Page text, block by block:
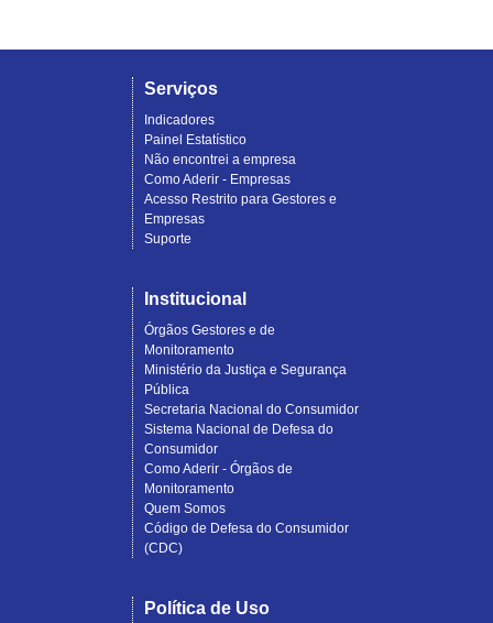
Serviços
Indicadores
Painel Estatístico
Não encontrei a empresa
Como Aderir - Empresas
Acesso Restrito para Gestores e
Empresas
Suporte
Institucional
Órgãos Gestores e de
Monitoramento
Ministério da Justiça e Segurança
Pública
Secretaria Nacional do Consumidor
Sistema Nacional de Defesa do
Consumidor
Como Aderir - Órgãos de
Monitoramento
Quem Somos
Código de Defesa do Consumidor
(CDC)
Política de Uso